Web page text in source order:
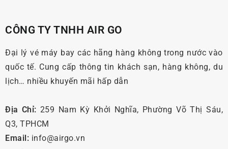
CÔNG TY TNHH AIR GO
Đại lý vé máy bay các hãng hàng không trong nước vào
quốc tế. Cung cấp thông tin khách sạn, hàng không, du
lịch… nhiều khuyến mãi hấp dẫn
Địa Chỉ: 259 Nam Kỳ Khởi Nghĩa, Phường Võ Thị Sáu,
Q3, TPHCM
Email: info@airgo.vn